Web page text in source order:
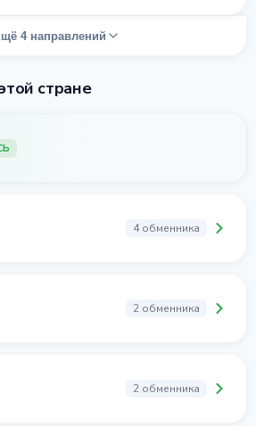
4 направлений
стране
4 обменника
2 обменника
2 обменника